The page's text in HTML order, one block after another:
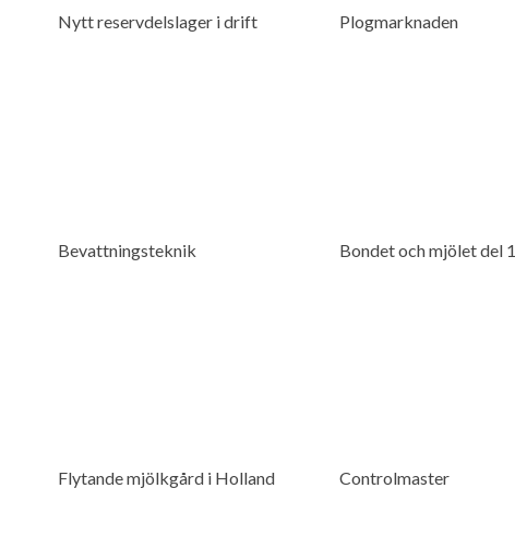
Nytt reservdelslager i drift Plogmarknaden
Bevattningsteknik Bondet och mjölet del 1
Flytande mjölkgård i Holland Controlmaster